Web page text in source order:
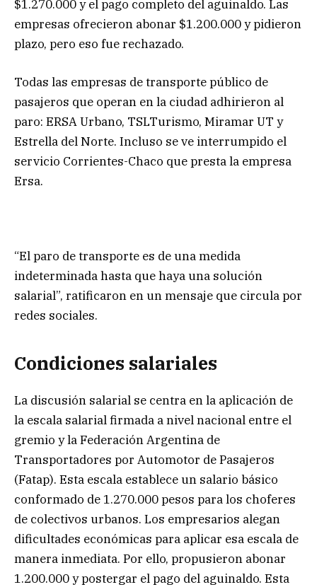
$1.270.000 y el pago completo del aguinaldo. Las
empresas ofrecieron abonar $1.200.000 y pidieron
plazo, pero eso fue rechazado.
Todas las empresas de transporte público de
pasajeros que operan en la ciudad adhirieron al
paro: ERSA Urbano, TSLTurismo, Miramar UT y
Estrella del Norte. Incluso se ve interrumpido el
servicio Corrientes-Chaco que presta la empresa
Ersa.
“El paro de transporte es de una medida
indeterminada hasta que haya una solución
salarial”, ratificaron en un mensaje que circula por
redes sociales.
Condiciones salariales
La discusión salarial se centra en la aplicación de
la escala salarial firmada a nivel nacional entre el
gremio y la Federación Argentina de
Transportadores por Automotor de Pasajeros
(Fatap). Esta escala establece un salario básico
conformado de 1.270.000 pesos para los choferes
de colectivos urbanos. Los empresarios alegan
dificultades económicas para aplicar esa escala de
manera inmediata. Por ello, propusieron abonar
1.200.000 y postergar el pago del aguinaldo. Esta